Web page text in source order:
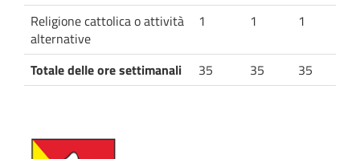
Religione cattolica o attività
alternative
1 1 1
Totale delle ore settimanali 35 35 35